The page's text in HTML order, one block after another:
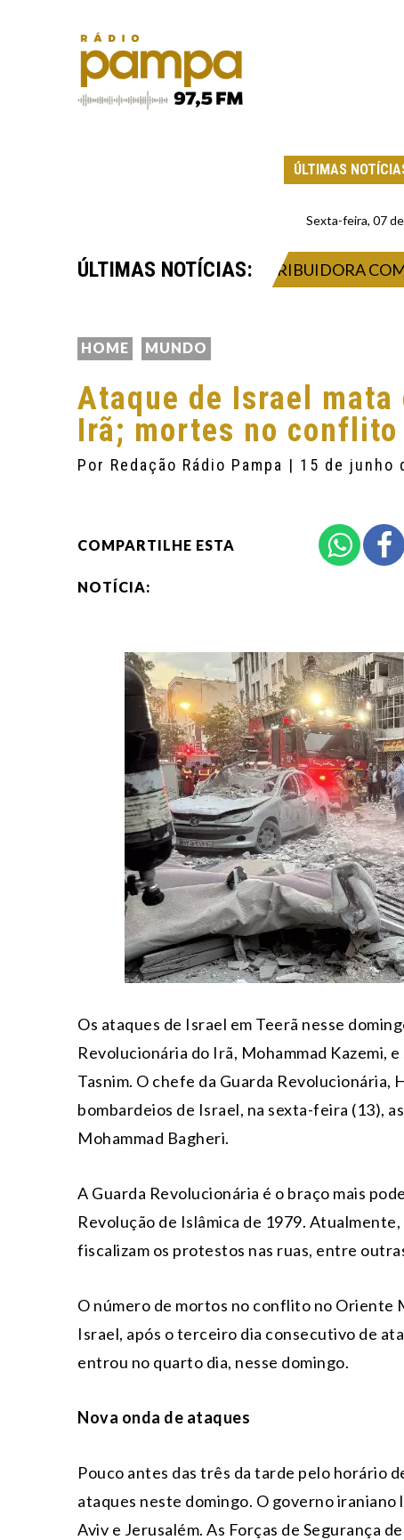
ÚLTIMAS
Sexta-feira, 07
ÚLTIMAS NOTÍCIAS:
COMBUSTÍVEIS À DISTRIBUIDORA COM
HOME MUNDO
Ataque de Israel
Irã; mortes no conflito
Por Redação Rádio Pampa | 15 de junho
COMPARTILHE ESTA
NOTÍCIA:
Os ataques de Israel em Teerã nesse
Revolucionária do Irã, Mohammad Kazemi,
Tasnim. O chefe da Guarda Revolucionária,
bombardeios de Israel, na sexta-feira (13),
Mohammad Bagheri.
A Guarda Revolucionária é o braço mais
Revolução de Islâmica de 1979.
fiscalizam os protestos nas ruas, entre
O número de mortos no conflito no Oriente
Israel, após o terceiro dia consecutivo de
entrou no quarto dia, nesse domingo.
Nova onda de ataques
Pouco antes das três da tarde pelo horário
ataques neste domingo. O governo iraniano
Aviv e Jerusalém. As Forças de Segurança